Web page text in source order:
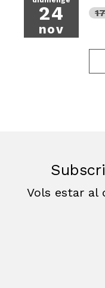
24
nov
Vols estar al